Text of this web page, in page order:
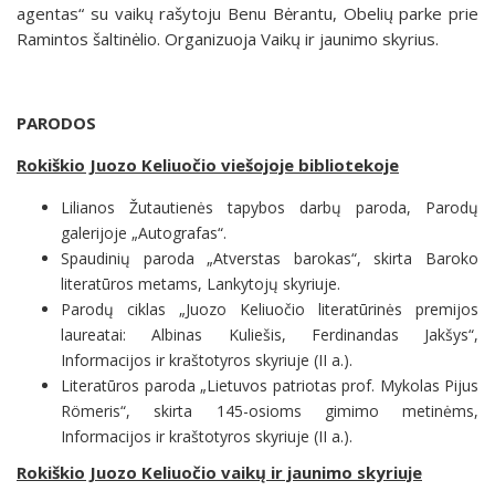
agentas“ su vaikų rašytoju Benu Bėrantu, Obelių parke prie
Ramintos šaltinėlio. Organizuoja Vaikų ir jaunimo skyrius.
PARODOS
Rokiškio Juozo Keliuočio viešojoje bibliotekoje
Lilianos Žutautienės tapybos darbų paroda, Parodų
galerijoje „Autografas“.
Spaudinių paroda „Atverstas barokas“, skirta Baroko
literatūros metams, Lankytojų skyriuje.
Parodų ciklas „Juozo Keliuočio literatūrinės premijos
laureatai: Albinas Kuliešis, Ferdinandas Jakšys“,
Informacijos ir kraštotyros skyriuje (II a.).
Literatūros paroda „Lietuvos patriotas prof. Mykolas Pijus
Römeris“, skirta 145-osioms gimimo metinėms,
Informacijos ir kraštotyros skyriuje (II a.).
Rokiškio Juozo Keliuočio vaikų ir jaunimo skyriuje